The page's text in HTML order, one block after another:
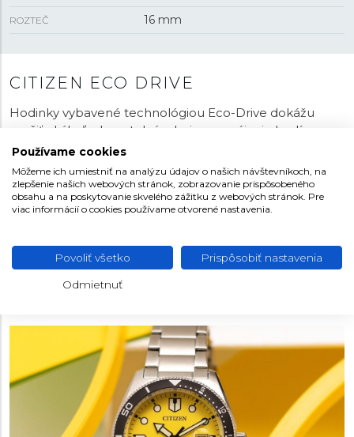
ROZTEČ 16 mm
CITIZEN ECO DRIVE
Hodinky vybavené technológiou Eco-Drive dokážu
využiť akýkoľvek svetelný zdroj na napájanie hodín a
tým zabezpečia ich nepretržitú prevádzku bez potreby
meniť batériu. Sú tak vždy pripravené, pretože na jedno
nabitie vydržia fungovať niekoľko mesiacov v tme.
Solárne panely umiestnené pod číselníkom alebo po
jeho obvode si pritom poradia s denným aj umelým
energiu navyše uložia do napájacieho článku. Pri
bežnom nosení sa tak naozaj nemusíte o nič starať. V
ponuke je mnoho variantov hodín rôznych farieb,
Používame cookies
Môžeme ich umiestniť na analýzu údajov o našich návštevníkoch, na
zlepšenie našich webových stránok, zobrazovanie prispôsobeného
obsahu a na poskytovanie skvelého zážitku z webových stránok. Pre
viac informácií o cookies používame otvorené nastavenia.
Povoliť všetko Prispôsobiť nastavenia
Odmietnuť